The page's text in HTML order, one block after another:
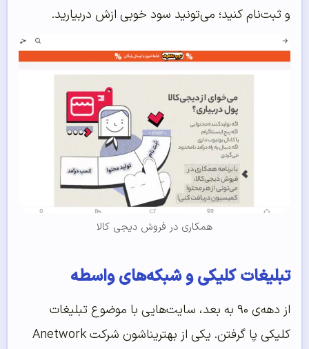
و ثبت‌نام کنید؛ می‌تونید سود خوبی ازش دربیارید.
همکاری در فروش دیجی کالا
تبلیغات کلیکی و شبکه‌های واسطه
از دهه‌ی ۹۰ به بعد، سایت‌هایی با موضوع تبلیغات
کلیکی پا گرفتن. یکی از بهتریناشون شرکت Anetwork